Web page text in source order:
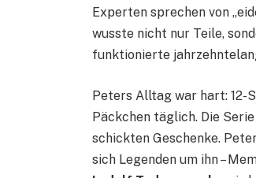
Experten sprechen von
wusste nicht nur Teile,
funktionierte
Peters Alltag war hart: 12-
Päckchen täglich. Die
schickten Geschenke.
sich Legenden um ihn –